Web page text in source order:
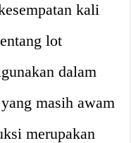
kali
lot
dalam
masih awam
merupakan